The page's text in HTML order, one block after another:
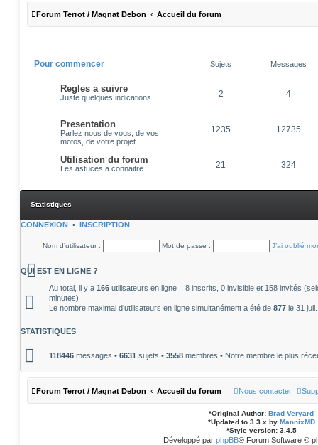
Forum Terrot / Magnat Debon Accueil du forum
Pour commencer Sujets Messages
Regles a suivre
Juste quelques indications ...... 2 4
Presentation
Parlez nous de vous, de vos
motos, de votre projet
1235 12735
Utilisation du forum
Les astuces a connaitre 21 324
Statistiques
CONNEXION • INSCRIPTION
Nom d’utilisateur : Mot de passe : J’ai oublié
QUI EST EN LIGNE ?
Au total, il y a 166 utilisateurs en ligne :: 8 inscrits, 0 invisible et 158 invités
minutes)
Le nombre maximal d’utilisateurs en ligne simultanément a été de 877 le 31
STATISTIQUES
118446 messages • 6631 sujets • 3558 membres • Notre membre le plus
Forum Terrot / Magnat Debon Accueil du forum Nous contacter
*Original Author: Brad Veryard
*Updated to 3.3.x by MannixMD
*Style version: 3.4.5
Développé par phpBB® Forum Software ©